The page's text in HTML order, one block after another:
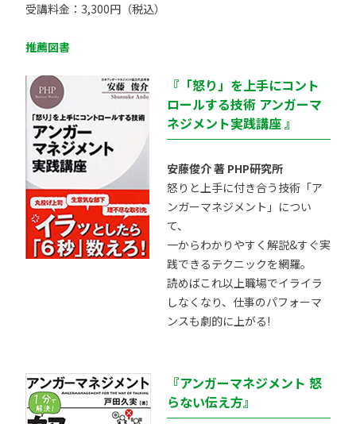
受講料金：3,300円（税込）
推薦図書
『「怒り」を上手にコント
ロールする技術 アンガーマ
ネジメント実践講座 』
安藤俊介 著 PHP研究所
怒りと上手に付き合う技術「ア
ンガーマネジメント」につい
て、
一からわかりやすく解説&すぐ実
践できるテクニックを網羅。
読めばこれ以上職場でイライラ
しなくなり、仕事のパフォーマ
ンスも劇的に上がる!
『アンガーマネジメント 怒
らない伝え方』